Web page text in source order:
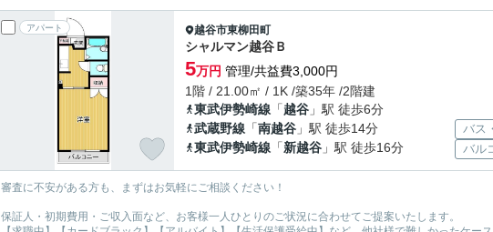
アパート 越谷市東柳田町
シャルマン越谷Ｂ
5万円 管理/共益費3,000円
1階 / 21.00㎡ / 1K /築35年 /2階建
東武伊勢崎線 「越谷 」駅 徒歩6分
武蔵野線 「南越谷 」駅 徒歩14分
東武伊勢崎線 「新越谷 」駅 徒歩16分
バス
バル
審査に不安がある方も、まずはお気軽にご相談ください！
保証人・初期費用・ご収入面など、お客様一人ひとりのご状況に合わせてご提案いたします。